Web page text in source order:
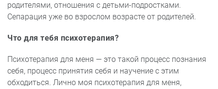
родителями, отношения с детьми-подростками.
Сепарация уже во взрослом возрасте от родителей.
Что для тебя психотерапия?
Психотерапия для меня — это такой процесс познания
себя, процесс принятия себя и научение с этим
обходиться. Лично моя психотерапия для меня,